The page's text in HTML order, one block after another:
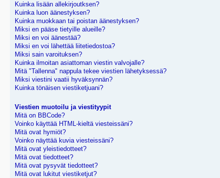
Kuinka lisään allekirjoutksen?
Kuinka luon äänestyksen?
Kuinka muokkaan tai poistan äänestyksen?
Miksi en pääse tietyille alueille?
Miksi en voi äänestää?
Miksi en voi lähettää liitetiedostoa?
Miksi sain varoituksen?
Kuinka ilmoitan asiattoman viestin valvojalle?
Mitä "Tallenna" nappula tekee viestien lähetyksessä?
Miksi viestini vaatii hyväksynnän?
Kuinka tönäisen viestiketjuani?
Viestien muotoilu ja viestityypit
Mitä on BBCode?
Voinko käyttää HTML-kieltä viesteissäni?
Mitä ovat hymiöt?
Voinko näyttää kuvia viesteissäni?
Mitä ovat yleistiedotteet?
Mitä ovat tiedotteet?
Mitä ovat pysyvät tiedotteet?
Mitä ovat lukitut viestiketjut?